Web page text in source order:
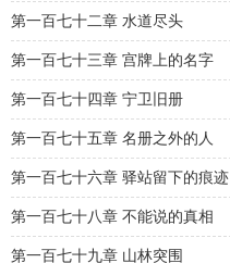
第一百七十二章 水道尽头
第一百七十三章 宫牌上的名字
第一百七十四章 宁卫旧册
第一百七十五章 名册之外的人
第一百七十六章 驿站留下的痕迹
第一百七十八章 不能说的真相
第一百七十九章 山林突围